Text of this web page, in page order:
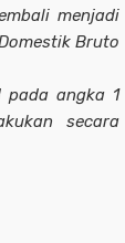
menjadi
Bruto
pada angka 1
secara